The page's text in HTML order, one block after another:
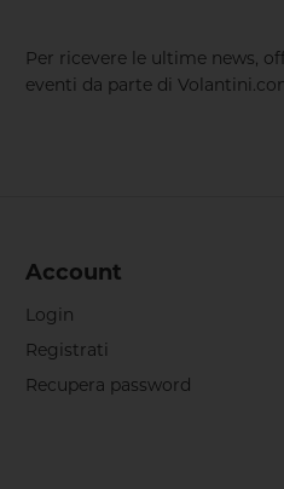
Per ricevere le ultime news,
eventi da parte di
Account
Login
Registrati
Recupera password